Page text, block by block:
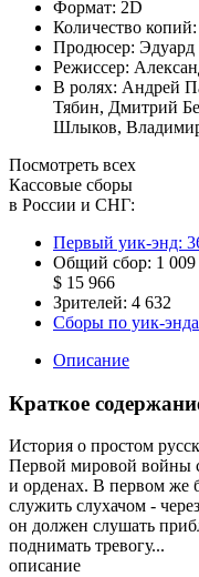
Формат: 2D
Количество копий:
Продюсер:
Режиссер:
В ролях: Андрей
Тябин, Дмитрий
Шлыков,
Посмотреть всех
Кассовые сборы
в России и СНГ:
Первый уик-энд:
Общий сбор: 1
$ 15 966
Зрителей: 4 632
Сборы по уик-
Описание
Краткое
История о простом
Первой мировой войны
и орденах. В первом же
служить слухачом -
он должен слушать
поднимать тревогу...
описание